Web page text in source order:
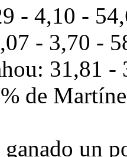
- 4,10 -
- 3,70 -
31,81 -
de
un